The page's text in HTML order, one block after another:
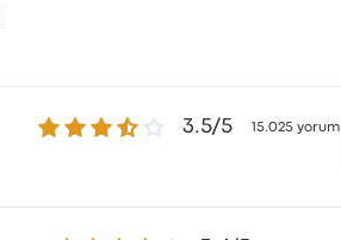
3.5 üzerinden 5 yıldız
3.5/5 15.025 yorum